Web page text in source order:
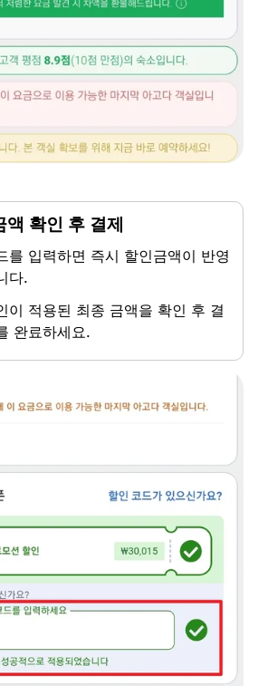
액 확인 후 결제
를 입력하면 즉시 할인금액이 반영
다.
이 적용된 최종 금액을 확인 후 결
완료하세요.